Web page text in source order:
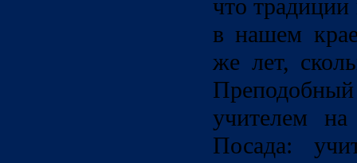
что традиции
в нашем
же лет,
учителем на
Посада: